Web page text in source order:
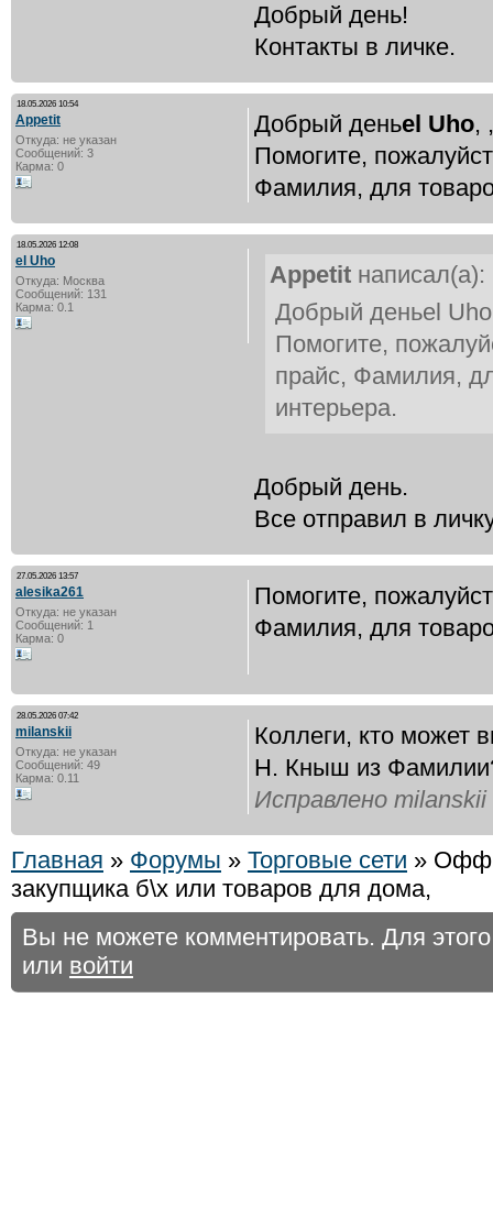
Добрый день!
Контакты в личке.
18.05.2026 10:54
Appetit
Откуда: не указан
Сообщений: 3
Карма: 0
Добрый деньel Uho, ,
Помогите,
Фамилия, для
18.05.2026 12:08
el Uho
Откуда: Москва
Сообщений: 131
Карма: 0.1
Appetit написал(а):
Добрый деньel
Помогите,
прайс, Фамилия,
интерьера.
Добрый день.
Все отправил в
27.05.2026 13:57
alesika261
Откуда: не указан
Сообщений: 1
Карма: 0
Помогите,
Фамилия, для
28.05.2026 07:42
milanskii
Откуда: не указан
Сообщений: 49
Карма: 0.11
Коллеги, кто может
Н. Кныш из
Исправлено
Главная » Форумы » Торговые сети » Офф
закупщика б\х или товаров для дома,
Вы не можете комментировать. Для
или войти